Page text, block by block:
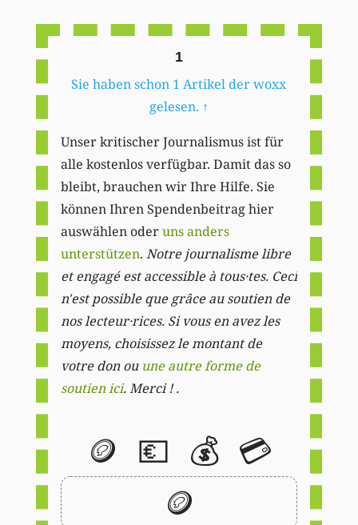
1
Sie haben schon 1 Artikel der woxx
gelesen. ↑
Unser kritischer Journalismus ist für
alle kostenlos verfügbar. Damit das so
bleibt, brauchen wir Ihre Hilfe. Sie
können Ihren Spendenbeitrag hier
auswählen oderuns anders
unterstützen. Notre journalisme libre
et engagé est accessible à tous·tes. Ceci
n'est possible que grâce au soutien de
nos lecteur·rices. Si vous en avez les
moyens, choisissez le montant de
votre don ou une autre forme de
soutien ici. Merci ! .
🪙 💶 💰 💳
🪙